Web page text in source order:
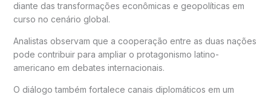
diante das transformações econômicas e geopolíticas em
curso no cenário global.
Analistas observam que a cooperação entre as duas nações
pode contribuir para ampliar o protagonismo latino-
americano em debates internacionais.
O diálogo também fortalece canais diplomáticos em um